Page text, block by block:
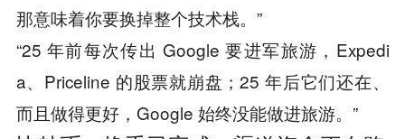
那意味着你要换掉整个技术栈。”
“25 年前每次传出 Google 要进军旅游，Expedi
a、Priceline 的股票就崩盘；25 年后它们还在、
而且做得更好，Google 始终没能做进旅游。”